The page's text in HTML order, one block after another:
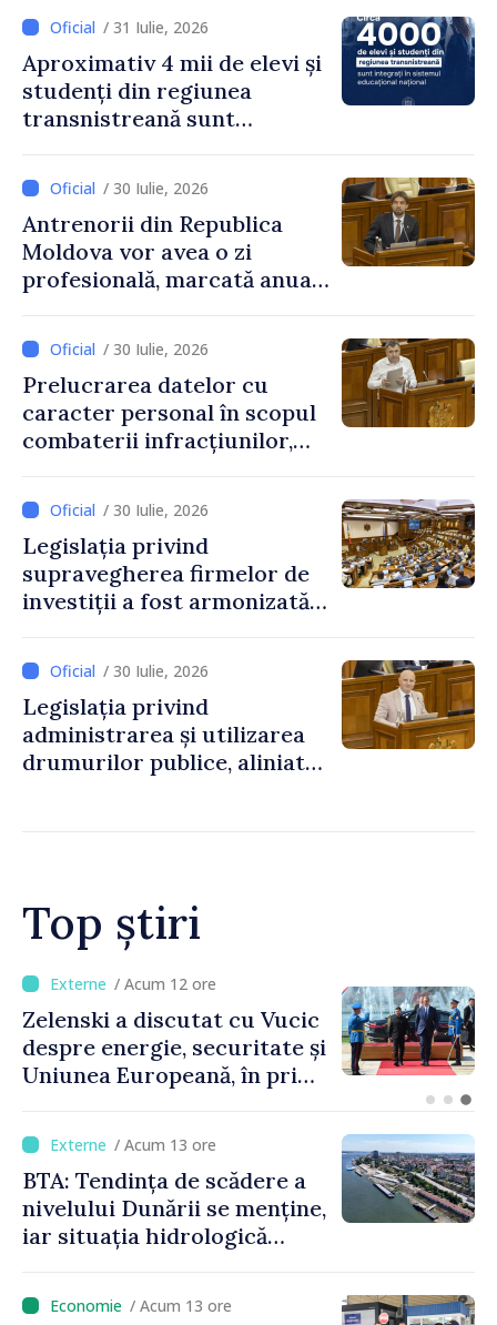
/ 31 Iulie, 2026
Aproximativ 4 mii de elevi și
studenți din regiunea
transnistreană sunt
educațional național
/ 30 Iulie, 2026
Antrenorii din Republica
Moldova vor avea o zi
profesională, marcată anual
/ 30 Iulie, 2026
Prelucrarea datelor cu
caracter personal în scopul
combaterii infracțiunilor,
/ 30 Iulie, 2026
Legislația privind
supravegherea firmelor de
investiții a fost armonizată
/ 30 Iulie, 2026
Legislația privind
administrarea și utilizarea
drumurilor publice, aliniată
Top știri
/ Acum 8 ore
Bulgaria: Ambasadoarea
Ucrainei, convocată la
Ministerul de Externe în
/ Acum 13 ore
BTA: Tendința de scădere a
nivelului Dunării se menține,
iar situația hidrologică
/ Acum 13 ore